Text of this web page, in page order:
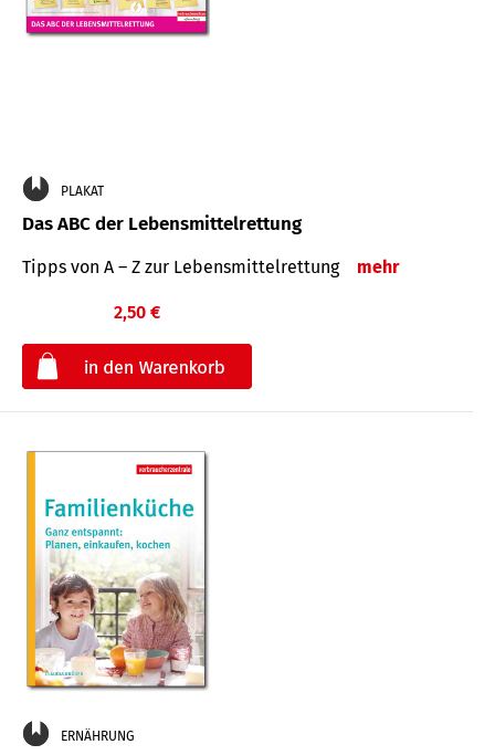
PLAKAT
Das ABC der Lebensmittelrettung
Tipps von A – Z zur Lebensmittelrettung mehr
2,50 €
ERNÄHRUNG